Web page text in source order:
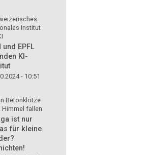
Institut
und EPFL
KI-
- 10:51
Betonklötze
Himmel fallen
ist nur
für kleine